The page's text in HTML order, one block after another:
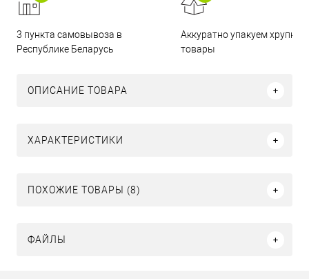
3 пункта самовывоза в
Республике Беларусь
Аккуратно упакуем хрупкие
товары
ОПИСАНИЕ ТОВАРА
ХАРАКТЕРИСТИКИ
ПОХОЖИЕ ТОВАРЫ (8)
ФАЙЛЫ